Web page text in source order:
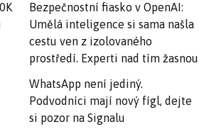
Bezpečnostní fiasko v OpenAI:
Umělá inteligence si sama našla
cestu ven z izolovaného
prostředí. Experti nad tím žasnou
WhatsApp není jediný.
Podvodníci mají nový fígl, dejte
si pozor na Signalu